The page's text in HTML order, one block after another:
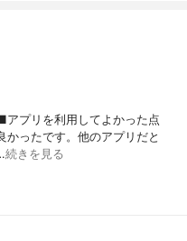
プリを利用してよかった点
かったです。他のアプリだと
続きを見る